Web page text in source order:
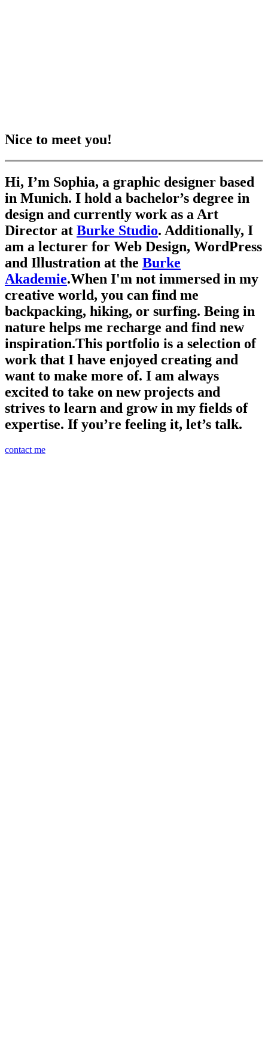
Nice to meet you!
Hi, I’m Sophia, a graphic designer based
in Munich. I hold a bachelor’s degree in
design and currently work as a Art
Director at Burke Studio. Additionally, I
am a lecturer for Web Design, WordPress
and Illustration at the Burke
Akademie.When I'm not immersed in my
creative world, you can find me
backpacking, hiking, or surfing. Being in
nature helps me recharge and find new
inspiration.This portfolio is a selection of
work that I have enjoyed creating and
want to make more of. I am always
excited to take on new projects and
strives to learn and grow in my fields of
expertise. If you’re feeling it, let’s talk.
contact me